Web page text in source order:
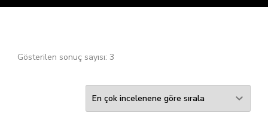
Gösterilen sonuç sayısı: 3